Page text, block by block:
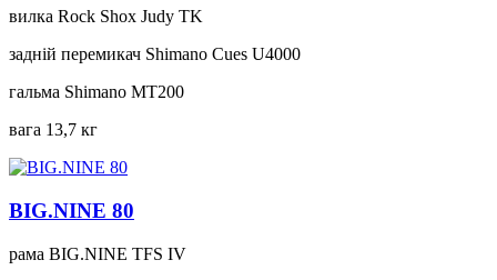
вилка Rock Shox Judy TK
задній перемикач Shimano Cues U4000
гальма Shimano MT200
вага 13,7 кг
BIG.NINE 80
рама BIG.NINE TFS IV